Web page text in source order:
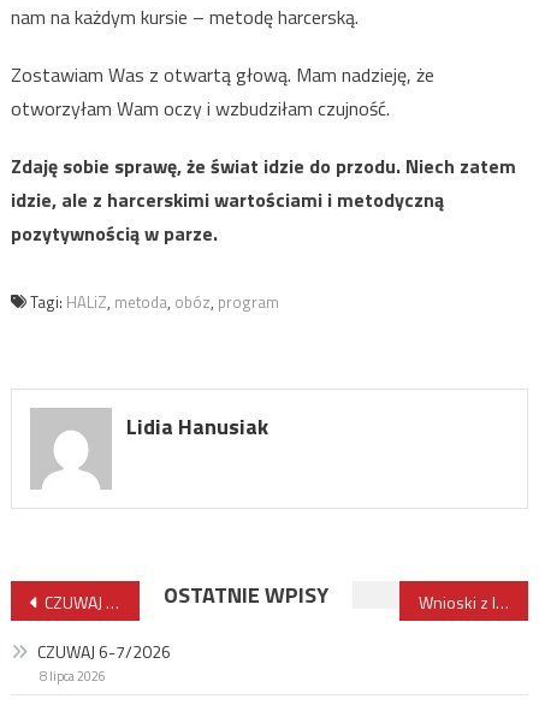
nam na każdym kursie – metodę harcerską.
Zostawiam Was z otwartą głową. Mam nadzieję, że
otworzyłam Wam oczy i wzbudziłam czujność.
Zdaję sobie sprawę, że świat idzie do przodu. Niech zatem
idzie, ale z harcerskimi wartościami i metodyczną
pozytywnością w parze.
Tagi: HALiZ, metoda, obóz, program
Lidia Hanusiak
Nawigacja
wpisu
CZUWAJ 6/2020 Wnioski z lektury
OSTATNIE WPISY
CZUWAJ 6-7/2026
8 lipca 2026